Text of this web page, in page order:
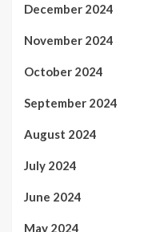
December 2024
November 2024
October 2024
September 2024
August 2024
July 2024
June 2024
May 2024